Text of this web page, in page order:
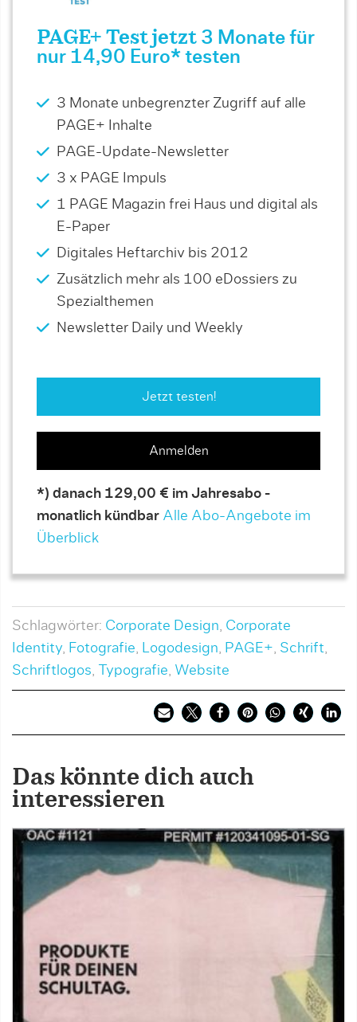
PAGE+ Test jetzt 3 Monate für
nur 14,90 Euro* testen
3 Monate unbegrenzter Zugriff auf alle
PAGE+ Inhalte
PAGE-Update-Newsletter
3 x PAGE Impuls
1 PAGE Magazin frei Haus und digital als
E-Paper
Digitales Heftarchiv bis 2012
Zusätzlich mehr als 100 eDossiers zu
Spezialthemen
Newsletter Daily und Weekly
Jetzt testen!
Anmelden
*) danach 129,00 € im Jahresabo -
monatlich kündbar Alle Abo-Angebote im
Überblick
Schlagwörter: Corporate Design, Corporate
Identity, Fotografie, Logodesign, PAGE+, Schrift,
Schriftlogos, Typografie, Website
Das könnte dich auch
interessieren